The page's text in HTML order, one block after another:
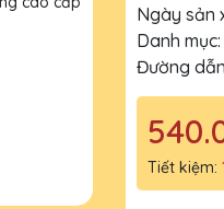
Ngày sản
Danh mục:
Đường
Tiết kiệm: